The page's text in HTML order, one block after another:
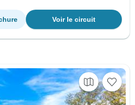
Voir le circuit